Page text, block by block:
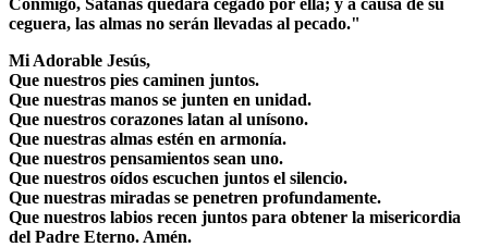
Conmigo, Satanás quedará cegado por ella; y a causa de su
ceguera, las almas no serán llevadas al pecado."
Mi Adorable Jesús,
Que nuestros pies caminen juntos.
Que nuestras manos se junten en unidad.
Que nuestros corazones latan al unísono.
Que nuestras almas estén en armonía.
Que nuestros pensamientos sean uno.
Que nuestros oídos escuchen juntos el silencio.
Que nuestras miradas se penetren profundamente.
Que nuestros labios recen juntos para obtener la misericordia
del Padre Eterno. Amén.